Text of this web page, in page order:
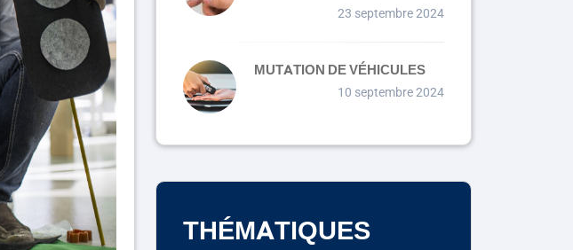
23 septembre 2024
MUTATION DE VÉHICULES
10 septembre 2024
THÉMATIQUES